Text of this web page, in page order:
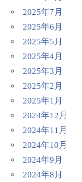
2025年7月
2025年6月
2025年5月
2025年4月
2025年3月
2025年2月
2025年1月
2024年12月
2024年11月
2024年10月
2024年9月
2024年8月